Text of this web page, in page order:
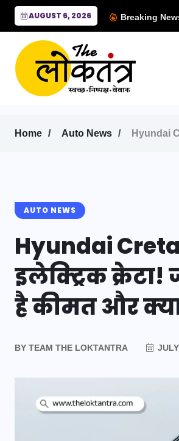
AUGUST 6, 2026 Breaking
Home Auto News Hyundai
AUTO NEWS
Hyundai
इलेक्ट्रिक
है कीमत और
BY TEAM THE LOKTANTRA